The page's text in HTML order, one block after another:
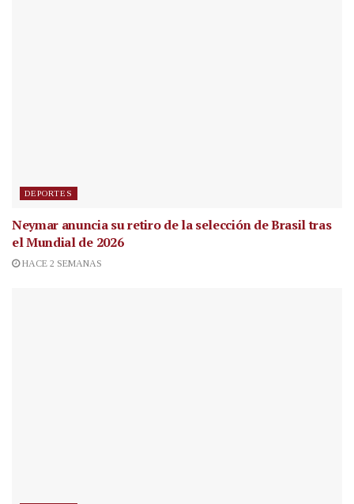
DEPORTES
Neymar anuncia su retiro de la selección de Brasil tras
el Mundial de 2026
HACE 2 SEMANAS